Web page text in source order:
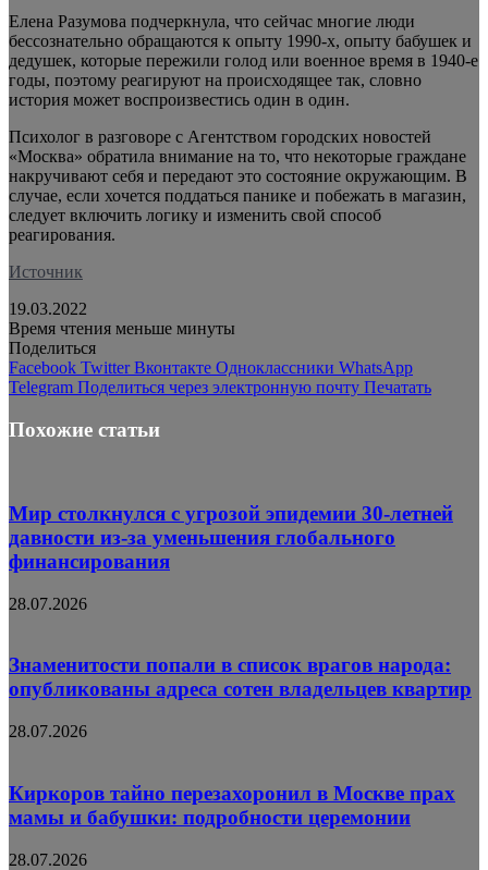
Елена Разумова подчеркнула, что сейчас многие люди
бессознательно обращаются к опыту 1990-х, опыту бабушек и
дедушек, которые пережили голод или военное время в 1940-е
годы, поэтому реагируют на происходящее так, словно
история может воспроизвестись один в один.
Психолог в разговоре с Агентством городских новостей
«Москва» обратила внимание на то, что некоторые граждане
накручивают себя и передают это состояние окружающим. В
случае, если хочется поддаться панике и побежать в магазин,
следует включить логику и изменить свой способ
реагирования.
Источник
19.03.2022
Время чтения меньше минуты
Поделиться
Facebook Twitter Вконтакте Одноклассники WhatsApp
Telegram Поделиться через электронную почту Печатать
Похожие статьи
Мир столкнулся с угрозой эпидемии 30-летней
давности из-за уменьшения глобального
финансирования
28.07.2026
Знаменитости попали в список врагов народа:
опубликованы адреса сотен владельцев квартир
28.07.2026
Киркоров тайно перезахоронил в Москве прах
мамы и бабушки: подробности церемонии
28.07.2026